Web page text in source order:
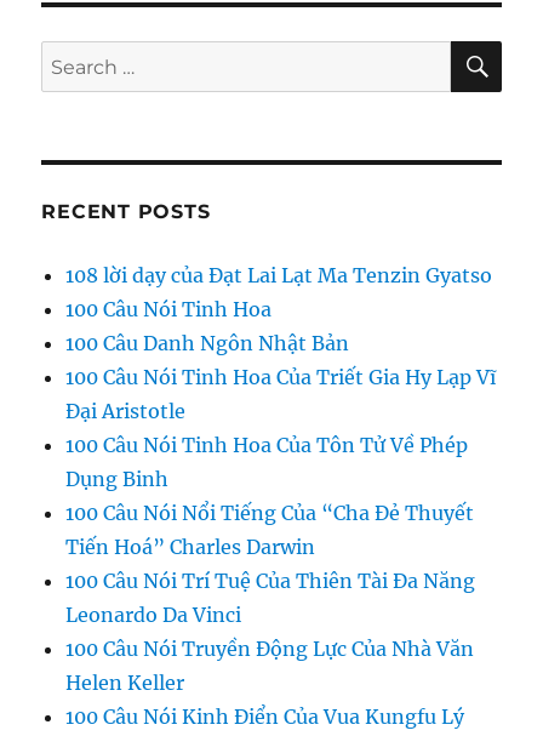
PAG
E
Search
for:
RECENT POSTS
108 lời dạy của Đạt Lai Lạt Ma Tenzin Gyatso
100 Câu Nói Tinh Hoa
100 Câu Danh Ngôn Nhật Bản
100 Câu Nói Tinh Hoa Của Triết Gia Hy Lạp Vĩ
Đại Aristotle
100 Câu Nói Tinh Hoa Của Tôn Tử Về Phép
Dụng Binh
100 Câu Nói Nổi Tiếng Của “Cha Đẻ Thuyết
Tiến Hoá” Charles Darwin
100 Câu Nói Trí Tuệ Của Thiên Tài Đa Năng
Leonardo Da Vinci
100 Câu Nói Truyền Động Lực Của Nhà Văn
Helen Keller
100 Câu Nói Kinh Điển Của Vua Kungfu Lý